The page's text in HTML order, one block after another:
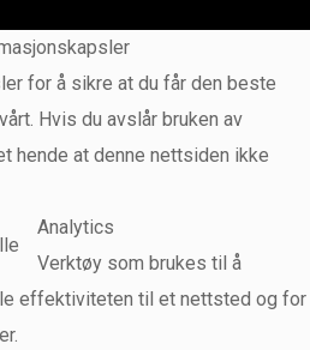
for å sikre at du får den beste
Hvis du avslår bruken av
hende at denne nettsiden ikke
Analytics
Verktøy som brukes til å
effektiviteten til et nettsted og for